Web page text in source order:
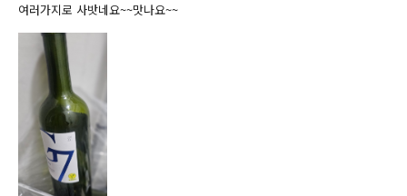
여러가지로 사밧네요~~맛나요~~